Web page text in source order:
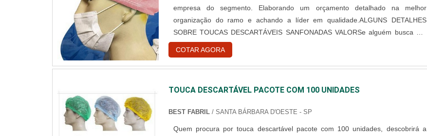
empresa do segmento. Elaborando um orçamento detalhado na melhor
organização do ramo e achando a líder em qualidade.ALGUNS DETALHES
SOBRE TOUCAS DESCARTÁVEIS SANFONADAS VALORSe alguém busca por
toucas descartáveis sanfonadas valor em uma empresa responsável, consegue
encontrar o site da Best Fabril. Com grande know-how focado em capote
hospitalar descartável e campo ...
COTAR AGORA
TOUCA DESCARTÁVEL PACOTE COM 100 UNIDADES
BEST FABRIL / SANTA BÁRBARA D'OESTE - SP
Quem procura por touca descartável pacote com 100 unidades, descobrirá a